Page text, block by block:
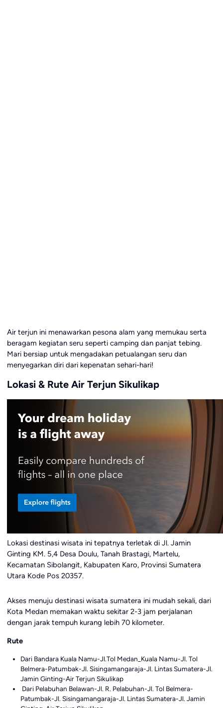
Air terjun ini menawarkan pesona alam yang memukau serta
beragam kegiatan seru seperti camping dan panjat tebing.
Mari bersiap untuk mengadakan petualangan seru dan
menyegarkan diri dari kepenatan sehari-hari!
Lokasi & Rute Air Terjun Sikulikap
Lokasi destinasi wisata ini tepatnya terletak di Jl. Jamin
Ginting KM. 5,4 Desa Doulu, Tanah Brastagi, Martelu,
Kecamatan Sibolangit, Kabupaten Karo, Provinsi Sumatera
Utara Kode Pos 20357.
Akses menuju destinasi wisata sumatera ini mudah sekali, dari
Kota Medan memakan waktu sekitar 2-3 jam perjalanan
dengan jarak tempuh kurang lebih 70 kilometer.
Rute
Dari Bandara Kuala Namu-Jl.Tol Medan_Kuala Namu-Jl. Tol
Belmera-Patumbak-Jl. Sisingamangaraja-Jl. Lintas Sumatera-Jl.
Jamin Ginting-Air Terjun Sikulikap
Dari Pelabuhan Belawan-Jl. R. Pelabuhan-Jl. Tol Belmera-
Patumbak-Jl. Sisingamangaraja-Jl. Lintas Sumatera-Jl. Jamin